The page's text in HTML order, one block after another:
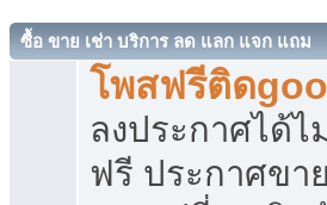
ซื้อ ขาย เช่า บริการ ลด แลก แจก แถม
โพสฟรีติด
ลงประกาศได้
ฟรี ประกาศข